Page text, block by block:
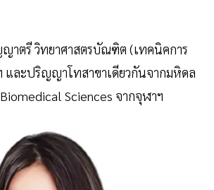
าตรี วิทยาศาสตรบัณฑิต (เทคนิคการ
และปริญญาโทสาขาเดียวกันจากมหิดล
Sciences จากจุฬาฯ